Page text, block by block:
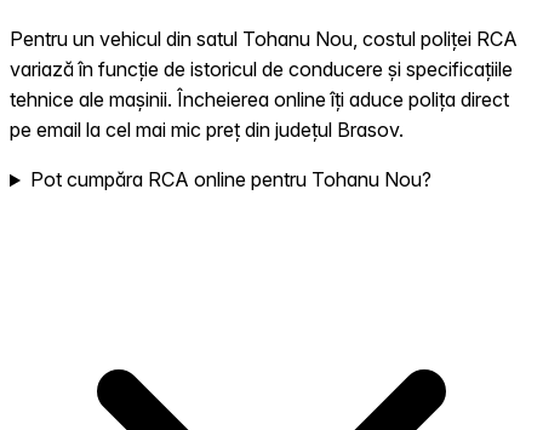
Pentru un vehicul din satul Tohanu Nou, costul poliței RCA
variază în funcție de istoricul de conducere și specificațiile
tehnice ale mașinii. Încheierea online îți aduce polița direct
pe email la cel mai mic preț din județul Brasov.
Pot cumpăra RCA online pentru Tohanu Nou?